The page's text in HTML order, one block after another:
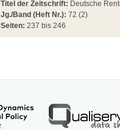
Titel der Zeitschrift: Deutsche
Jg./Band (Heft Nr.): 72 (2)
Seiten: 237 bis 246